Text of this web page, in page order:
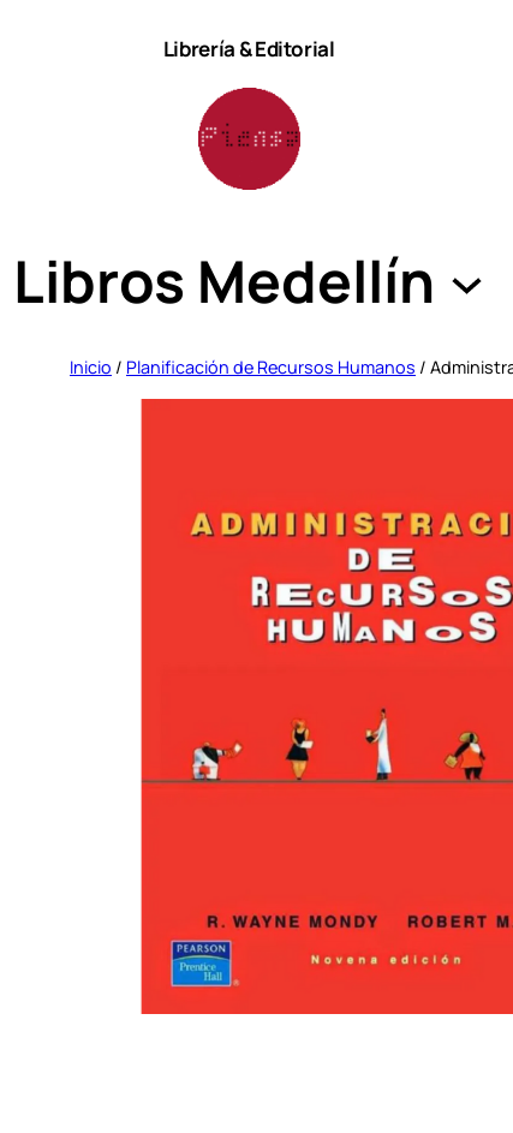
Librería & Editorial
Libros Medellín
Inicio / Planificación de Recursos Humanos /